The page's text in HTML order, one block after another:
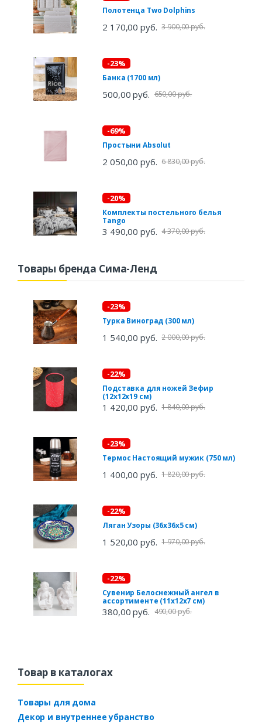
Полотенца Two Dolphins
2 170,00 руб. 3 900,00 руб.
-23%
Банка (1700 мл)
500,00 руб. 650,00 руб.
-69%
Простыни Absolut
2 050,00 руб. 6 830,00 руб.
-20%
Комплекты постельного белья
Tango
3 490,00 руб. 4 370,00 руб.
Товары бренда Сима-Ленд
-23%
Турка Виноград (300 мл)
1 540,00 руб. 2 000,00 руб.
-22%
Подставка для ножей Зефир
(12х12х19 см)
1 420,00 руб. 1 840,00 руб.
-23%
Термос Настоящий мужик (750 мл)
1 400,00 руб. 1 820,00 руб.
-22%
Ляган Узоры (36х36х5 см)
1 520,00 руб. 1 970,00 руб.
-22%
Сувенир Белоснежный ангел в
ассортименте (11х12х7 см)
380,00 руб. 490,00 руб.
Товар в каталогах
Товары для дома
Декор и внутреннее убранство